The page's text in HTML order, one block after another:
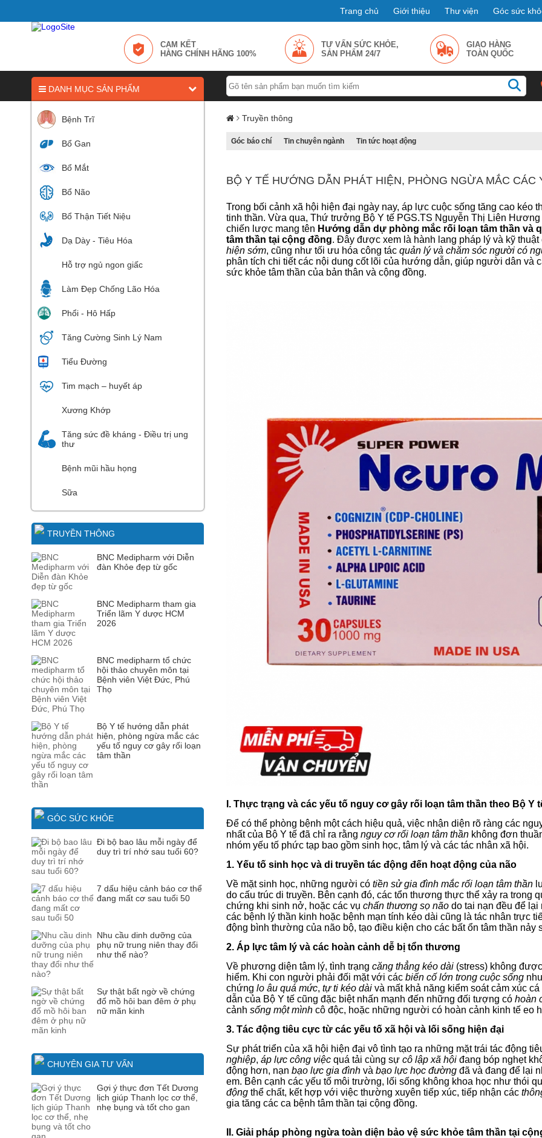
Trang chủ Giới thiệu Thư viện Góc sức
CAM KẾT
HÀNG CHÍNH HÃNG 100%
TƯ VẤN SỨC KHỎE,
SẢN PHẨM 24/7
GIAO HÀNG
TOÀN QUỐC
DANH MỤC SẢN PHẨM
Bệnh Trĩ
Bổ Gan
Bổ Mắt
Bổ Não
Bổ Thận Tiết Niệu
Dạ Dày - Tiêu Hóa
Hỗ trợ ngủ ngon giấc
Làm Đẹp Chống Lão Hóa
Phổi - Hô Hấp
Tăng Cường Sinh Lý Nam
Tiểu Đường
Tim mạch – huyết áp
Xương Khớp
Tăng sức đề kháng - Điều trị ung
thư
Bệnh mũi hầu họng
Sữa
TRUYỀN THÔNG
BNC Medipharm với Diễn
đàn Khỏe đẹp từ gốc
BNC Medipharm tham gia
Triển lãm Y dược HCM
2026
BNC medipharm tổ chức
hội thảo chuyên môn tại
Bệnh viên Việt Đức, Phú
Thọ
Bộ Y tế hướng dẫn phát
hiện, phòng ngừa mắc các
yếu tố nguy cơ gây rối loạn
tâm thần
GÓC SỨC KHỎE
Đi bộ bao lâu mỗi ngày để
duy trì trí nhớ sau tuổi 60?
7 dấu hiệu cảnh báo cơ thể
đang mất cơ sau tuổi 50
Nhu cầu dinh dưỡng của
phụ nữ trung niên thay đổi
như thế nào?
Sự thật bất ngờ về chứng
đổ mồ hôi ban đêm ở phụ
nữ mãn kinh
CHUYÊN GIA TƯ VẤN
Gợi ý thực đơn Tết Dương
lịch giúp Thanh lọc cơ thể,
nhẹ bụng và tốt cho gan
Truyền thông
Góc báo chí Tin chuyên ngành Tin tức hoạt động
BỘ Y TẾ HƯỚNG DẪN PHÁT HIỆN, PHÒNG NGỪA MẮC
Trong bối cảnh xã hội hiện đại ngày nay, áp lực cuộc sống tăng cao kéo
tinh thần. Vừa qua, Thứ trưởng Bộ Y tế PGS.TS Nguyễn Thị Liên
chiến lược mang tên Hướng dẫn dự phòng mắc rối loạn tâm thần và
tâm thần tại cộng đồng. Đây được xem là hành lang pháp lý và kỹ
hiện sớm, cũng như tối ưu hóa công tácquản lý và chăm sóc người có
phân tích chi tiết các nội dung cốt lõi của hướng dẫn, giúp người dân và
sức khỏe tâm thần của bản thân và cộng đồng.
I. Thực trạng và các yếu tố nguy cơ gây rối loạn tâm thần theo Bộ Y
Để có thể phòng bệnh một cách hiệu quả, việc nhận diện rõ ràng các
nhất của Bộ Y tế đã chỉ ra rằngnguy cơ rối loạn tâm thần không đơn
nhóm yếu tố phức tạp bao gồm sinh học, tâm lý và các tác nhân xã hội.
1. Yếu tố sinh học và di truyền tác động đến hoạt động của não
Về mặt sinh học, những người cótiền sử gia đình mắc rối loạn tâm thần
do cấu trúc di truyền. Bên cạnh đó, các tổn thương thực thể xảy ra trong
chứng khi sinh nở, hoặc các vụchấn thương sọ não do tai nạn đều để
các bệnh lý thần kinh hoặc bệnh mạn tính kéo dài cũng là tác nhân trực
động bình thường của não bộ, tạo điều kiện cho các bất ổn tâm thần nảy
2. Áp lực tâm lý và các hoàn cảnh dễ bị tổn thương
Về phương diện tâm lý, tình trạngcăng thẳng kéo dài (stress) không
hiểm. Khi con người phải đối mặt với cácbiến cố lớn trong cuộc sống
chứnglo âu quá mức,tự ti kéo dài và mất khả năng kiểm soát cảm xúc
dẫn của Bộ Y tế cũng đặc biệt nhấn mạnh đến những đối tượng cóhoàn
cảnhsống một mình cô độc, hoặc những người có hoàn cảnh kinh tế eo
3. Tác động tiêu cực từ các yếu tố xã hội và lối sống hiện đại
Sự phát triển của xã hội hiện đại vô tình tạo ra những mặt trái tác động
nghiệp,áp lực công việc quá tải cùng sựcô lập xã hội đang bóp nghẹt
động hơn, nạnbạo lực gia đình vàbạo lực học đường đã và đang để lại
em. Bên cạnh các yếu tố môi trường, lối sống không khoa học như thói
động thể chất, kết hợp với việc thường xuyên tiếp xúc, tiếp nhận các
gia tăng các ca bệnh tâm thần tại cộng đồng.
II. Giải pháp phòng ngừa toàn diện bảo vệ sức khỏe tâm thần tại